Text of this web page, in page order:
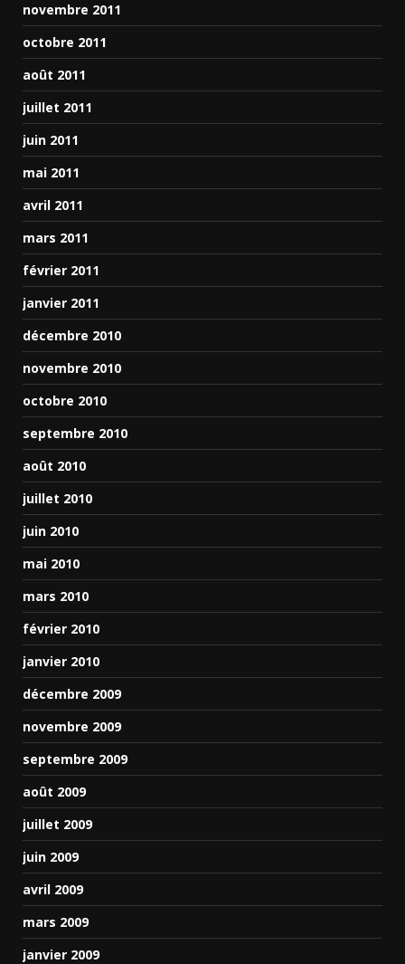
novembre 2011
octobre 2011
août 2011
juillet 2011
juin 2011
mai 2011
avril 2011
mars 2011
février 2011
janvier 2011
décembre 2010
novembre 2010
octobre 2010
septembre 2010
août 2010
juillet 2010
juin 2010
mai 2010
mars 2010
février 2010
janvier 2010
décembre 2009
novembre 2009
septembre 2009
août 2009
juillet 2009
juin 2009
avril 2009
mars 2009
janvier 2009